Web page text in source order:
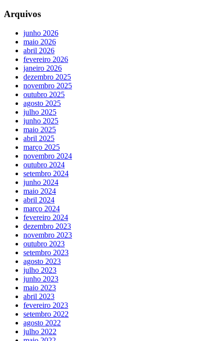
Arquivos
junho 2026
maio 2026
abril 2026
fevereiro 2026
janeiro 2026
dezembro 2025
novembro 2025
outubro 2025
agosto 2025
julho 2025
junho 2025
maio 2025
abril 2025
março 2025
novembro 2024
outubro 2024
setembro 2024
junho 2024
maio 2024
abril 2024
março 2024
fevereiro 2024
dezembro 2023
novembro 2023
outubro 2023
setembro 2023
agosto 2023
julho 2023
junho 2023
maio 2023
abril 2023
fevereiro 2023
setembro 2022
agosto 2022
julho 2022